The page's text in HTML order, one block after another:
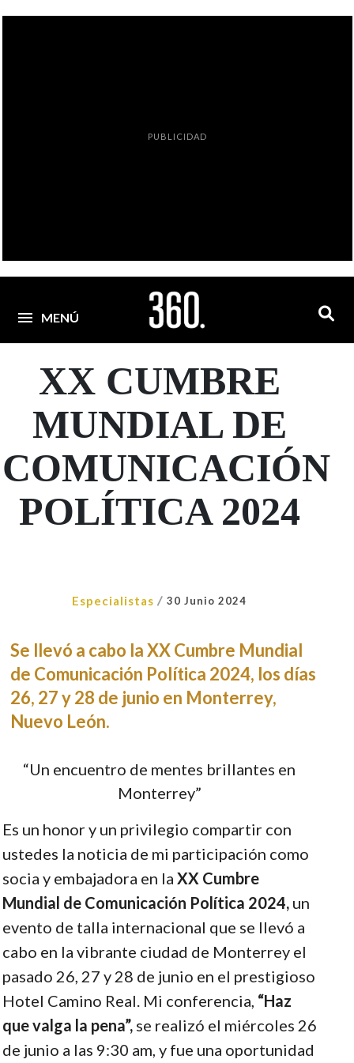
PUBLICIDAD
MENÚ
XX CUMBRE
MUNDIAL DE
COMUNICACIÓN
POLÍTICA 2024
Especialistas / 30 Junio 2024
Se llevó a cabo la XX Cumbre Mundial
de Comunicación Política 2024, los días
26, 27 y 28 de junio en Monterrey,
Nuevo León.
“Un encuentro de mentes brillantes en
Monterrey”
Es un honor y un privilegio compartir con
ustedes la noticia de mi participación como
socia y embajadora en la XX Cumbre
Mundial de Comunicación Política 2024,un
evento de talla internacional que se llevó a
cabo en la vibrante ciudad de Monterrey el
pasado 26, 27 y 28 de junio en el prestigioso
Hotel Camino Real. Mi conferencia, “Haz
que valga la pena”,se realizó el miércoles 26
de junio a las 9:30 am, y fue una oportunidad